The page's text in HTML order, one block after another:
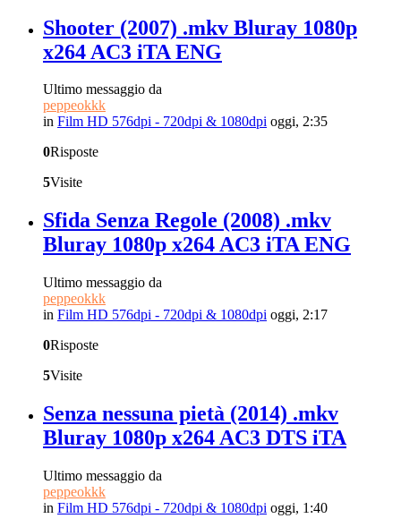
Shooter (2007) .mkv Bluray 1080p
x264 AC3 iTA ENG
Ultimo messaggio da
peppeokkk
in Film HD 576dpi - 720dpi & 1080dpi oggi, 2:35
0Risposte
5Visite
Sfida Senza Regole (2008) .mkv
Bluray 1080p x264 AC3 iTA ENG
Ultimo messaggio da
peppeokkk
in Film HD 576dpi - 720dpi & 1080dpi oggi, 2:17
0Risposte
5Visite
Senza nessuna pietà (2014) .mkv
Bluray 1080p x264 AC3 DTS iTA
Ultimo messaggio da
peppeokkk
in Film HD 576dpi - 720dpi & 1080dpi oggi, 1:40